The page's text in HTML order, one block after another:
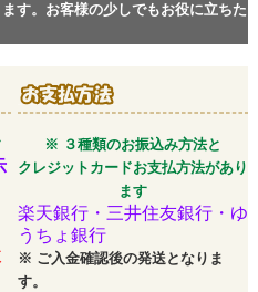
す。お客様の少しでもお役に立ちた
※ ３種類のお振込み方法と
クレジットカードお支払方法があり
ます
楽天銀行・三井住友銀行・ゆ
うちょ銀行
※ ご入金確認後の発送となりま
す。